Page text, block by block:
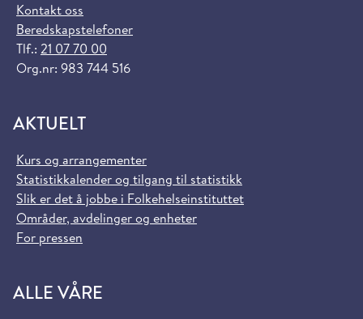
Kontakt oss
Beredskapstelefoner
Tlf.: 21 07 70 00
Org.nr: 983 744 516
AKTUELT
Kurs og arrangementer
Statistikkalender og tilgang til statistikk
Slik er det å jobbe i Folkehelseinstituttet
Områder, avdelinger og enheter
For pressen
ALLE VÅRE